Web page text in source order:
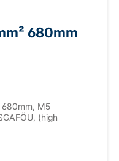
680mm
680mm, M5
(high